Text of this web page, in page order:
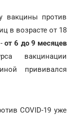
вакцины против
в возрасте от 18
-от 6 до 9 месяцев
вакцинации
прививался
COVID-19 уже